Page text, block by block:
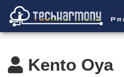
Kento Oya